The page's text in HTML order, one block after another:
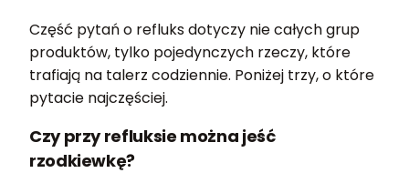
Część pytań o refluks dotyczy nie całych grup
produktów, tylko pojedynczych rzeczy, które
trafiają na talerz codziennie. Poniżej trzy, o które
pytacie najczęściej.
Czy przy refluksie można jeść
rzodkiewkę?